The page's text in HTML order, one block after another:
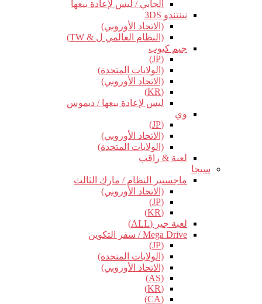
الجابي / ليس لإعادة بيعها
نينتندو 3DS
(الاتحاد الأوروبي)
(النظام العالمي ل & TW)
جيم كيوب
(JP)
(الولايات المتحدة)
(الاتحاد الأوروبي)
(KR)
ليس لإعادة بيعها / ديموس
وي
(JP)
(الاتحاد الأوروبي)
(الولايات المتحدة)
لعبة & راقب
سيجا
ماجستير النظام / مارك الثالث
(الاتحاد الأوروبي)
(JP)
(KR)
لعبة جير (ALL)
Mega Drive / سفر التكوين
(JP)
(الولايات المتحدة)
(الاتحاد الأوروبي)
(AS)
(KR)
(CA)